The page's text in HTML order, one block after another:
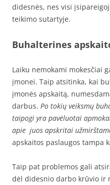
didesnės, nes visi
teikimo sutartyje.
Buhalterines
Laiku nemokami mokesčiai
įmonei. Taip atsitinka, kai
įmonės apskaitą,
darbus. Po tokių veiksmų
taipogi yra pavėluotai
apie juos apskritai
apskaitos paslaugos tampa
Taip pat problemos gali
dėl didesnio darbo krūvio ir